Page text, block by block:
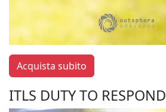
Acquista subito
ITLS DUTY TO RESPOND